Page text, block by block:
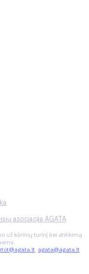
asociacija AGATA
už kūrinių turinį bei atitikimą
agata@agata.lt